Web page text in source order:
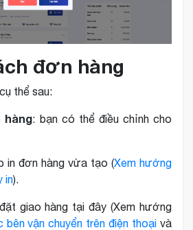
đơn hàng
thể sau:
hàng: bạn có thể điều chỉnh cho
in đơn hàng vừa tạo (Xem hướng
in).
giao hàng tại đây (Xem hướng
bên vận chuyển trên điện thoại và